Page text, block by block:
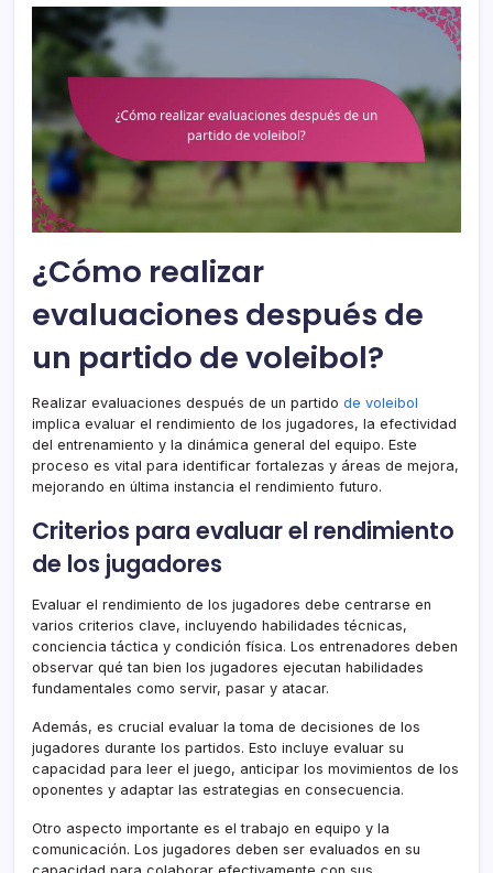
¿Cómo realizar
evaluaciones después de
un partido de voleibol?
Realizar evaluaciones después de un partido de voleibol
implica evaluar el rendimiento de los jugadores, la efectividad
del entrenamiento y la dinámica general del equipo. Este
proceso es vital para identificar fortalezas y áreas de mejora,
mejorando en última instancia el rendimiento futuro.
Criterios para evaluar el rendimiento
de los jugadores
Evaluar el rendimiento de los jugadores debe centrarse en
varios criterios clave, incluyendo habilidades técnicas,
conciencia táctica y condición física. Los entrenadores deben
observar qué tan bien los jugadores ejecutan habilidades
fundamentales como servir, pasar y atacar.
Además, es crucial evaluar la toma de decisiones de los
jugadores durante los partidos. Esto incluye evaluar su
capacidad para leer el juego, anticipar los movimientos de los
oponentes y adaptar las estrategias en consecuencia.
Otro aspecto importante es el trabajo en equipo y la
comunicación. Los jugadores deben ser evaluados en su